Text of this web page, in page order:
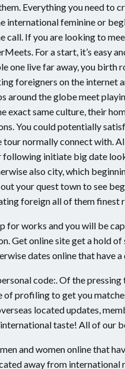
Everything you need to
international feminine or
call. If you are looking to
For a start, it’s easy
one live far away, you birth
foreigners on the internet
around the globe meet
exact same culture, their
You could potentially
tour normally connect with.
initiate big date
also city, which
your quest town to see
foreign all of them finest
for works and you will be
Get online site get a hold
dates online that have
code:. Of the
of profiling to get you
located updates,
taste! All of our
and women online that
away from international